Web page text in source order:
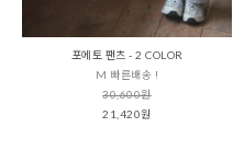
포에토 팬츠 - 2 COLOR
M 빠른배송 !
30,600원
21,420원